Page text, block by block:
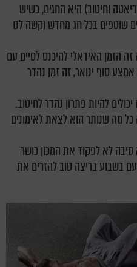
וחיטוב) היא החגים, כשיש
שוטפים בכל חג מחדש וקשה לנו
הזמן האידאלי להיכנס לסיים עם
סוף ינואר, זה זמן נהדר
להיות פתרון נהדר לחיטוב.
מה שנותר הוא לצאת לאימונים
לא לפקוד את המכון כושר
פעם בשבוע בריצה טוב להזרים את